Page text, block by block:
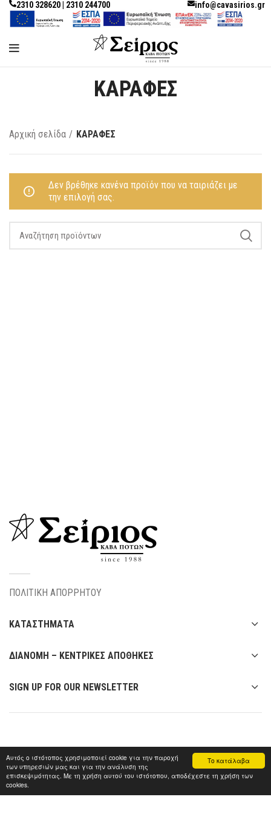
Το κατάλαβα
Αυτός ο ιστότοπος χρησιμοποιεί cookie για την παροχή
των υπηρεσιών μας και για την ανάλυση της
επισκεψιμότητας. Με τη χρήση αυτού του ιστότοπου, αποδέχεστε τη χρήση των
cookies.
2310 328620 | 2310 244700 info@cavasirios.gr
ΚΑΡΑΦΕΣ
Αρχική σελίδα ΚΑΡΑΦΕΣ
Δεν βρέθηκε κανένα προϊόν που να ταιριάζει με
την επιλογή σας.
ΠΟΛΙΤΙΚΗ ΑΠΟΡΡΗΤΟΥ
ΚΑΤΑΣΤΗΜΑΤΑ
ΔΙΑΝΟΜΗ – ΚΕΝΤΡΙΚΕΣ ΑΠΟΘΗΚΕΣ
SIGN UP FOR OUR NEWSLETTER